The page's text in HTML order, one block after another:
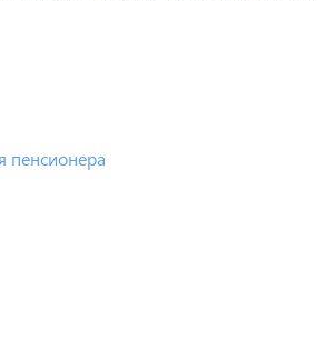
пенсионера